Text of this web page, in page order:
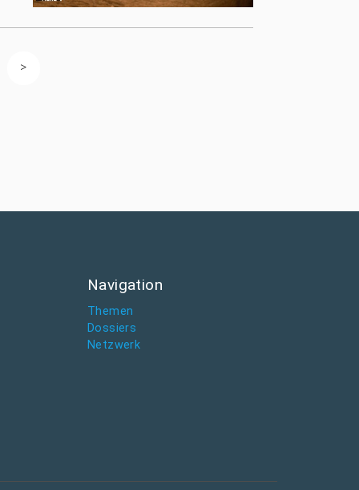
Navigation
Themen
Dossiers
Netzwerk